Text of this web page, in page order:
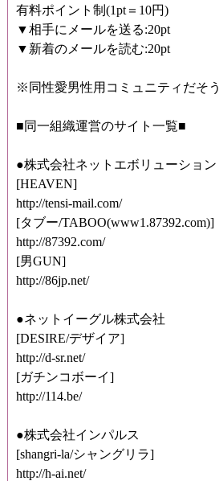
有料ポイント制(1pt＝10円)
▼相手にメールを送る:20pt
▼新着のメールを読む:20pt
※同性愛男性用コミュニティだそう
■同一組織運営のサイト一覧■
●株式会社ネットエボリューション
[HEAVEN]
http://tensi-mail.com/
[タブー/TABOO(www1.87392.com)]
http://87392.com/
[男GUN]
http://86jp.net/
●ネットイーグル株式会社
[DESIRE/デザイア]
http://d-sr.net/
[ガチンコボーイ]
http://114.be/
●株式会社インパルス
[shangri-la/シャングリラ]
http://h-ai.net/